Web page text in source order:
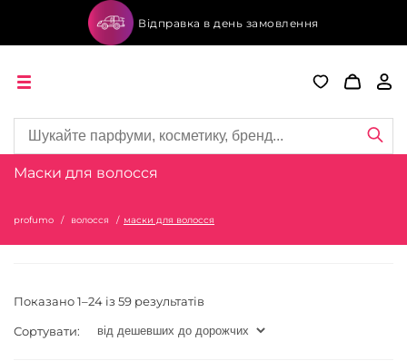
Відправка в день замовлення
Маски для волосся
profumo волосся маски для волосся
Показано 1–24 із 59 результатів
Сортувати: